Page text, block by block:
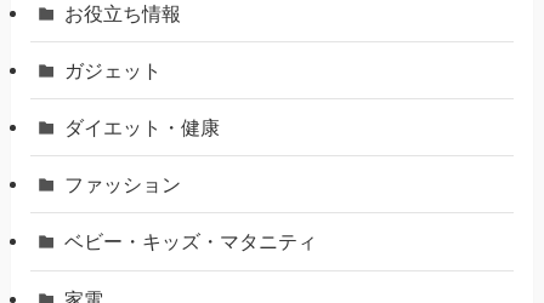
お役立ち情報
ガジェット
ダイエット・健康
ファッション
ベビー・キッズ・マタニティ